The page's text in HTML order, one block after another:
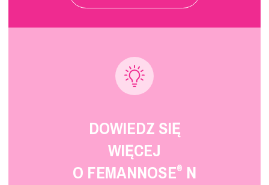
DOWIEDZ SIĘ
WIĘCEJ
O FEMANNOSE® N